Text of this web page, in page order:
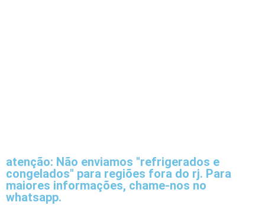
atenção: Não enviamos "refrigerados e
congelados" para regiões fora do rj. Para
maiores informações, chame-nos no
whatsapp.